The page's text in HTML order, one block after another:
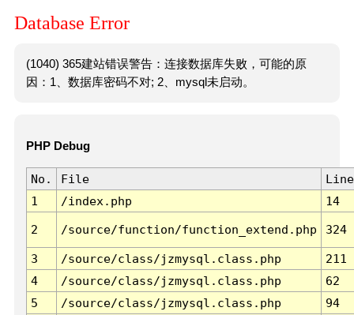
Database Error
(1040) 365建站错误警告：连接数据库失败，可能的原
因：1、数据库密码不对; 2、mysql未启动。
PHP Debug
No. File
Line
1
/index.php 14
2 /source/function/function_extend.php 324
3 /source/class/jzmysql.class.php
211
4
/source/class/jzmysql.class.php
62
5
/source/class/jzmysql.class.php
94